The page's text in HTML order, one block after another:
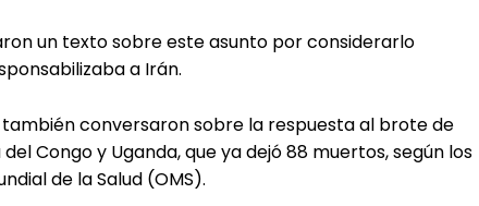
un texto sobre este asunto por considerarlo
a Irán.
conversaron sobre la respuesta al brote de
Congo y Uganda, que ya dejó 88 muertos, según los
de la Salud (OMS).